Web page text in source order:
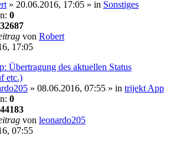
» 20.06.2016, 17:05 » in Sonstiges
0
32687
von Robert
17:05
Übertragung des aktuellen Status
etc.)
» 08.06.2016, 07:55 » in trijekt App
0
44183
von leonardo205
07:55